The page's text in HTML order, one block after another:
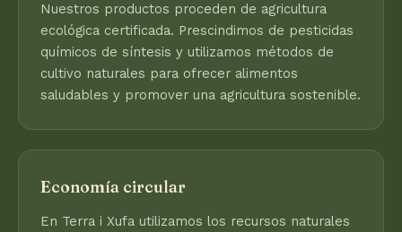
Nuestros productos proceden de agricultura
ecológica certificada. Prescindimos de pesticidas
químicos de síntesis y utilizamos métodos de
cultivo naturales para ofrecer alimentos
saludables y promover una agricultura sostenible.
Economía circular
En Terra i Xufa utilizamos los recursos naturales